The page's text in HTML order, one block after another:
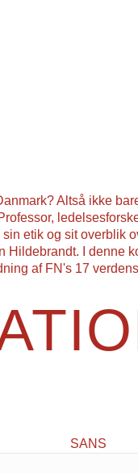
SANS